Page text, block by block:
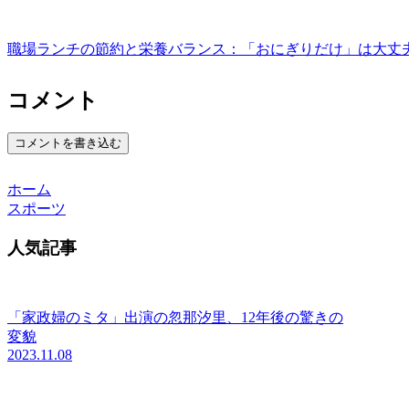
職場ランチの節約と栄養バランス：「おにぎりだけ」は大丈
コメント
コメントを書き込む
ホーム
スポーツ
人気記事
「家政婦のミタ」出演の忽那汐里、12年後の驚きの
変貌
2023.11.08